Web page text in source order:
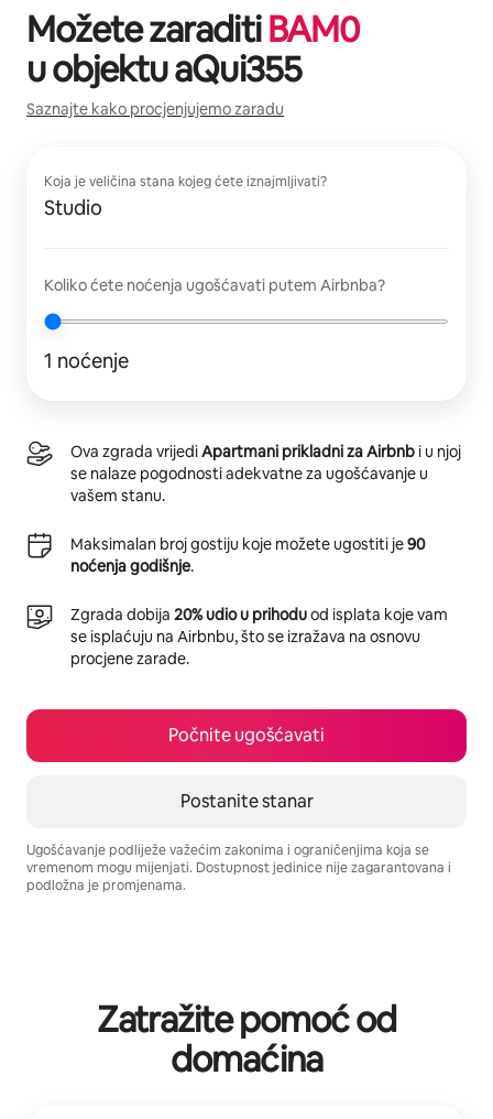
Možete zaraditiBAM0
u objektuaQui355
Saznajte kako procjenjujemo zaradu
Koja je veličina stana kojeg ćete iznajmljivati?
Studio
Koliko ćete noćenja ugošćavati putem Airbnba?
1 noćenje
Ova zgrada vrijediApartmani prikladni za Airbnb i u njoj
se nalaze pogodnosti adekvatne za ugošćavanje u
vašem stanu.
Maksimalan broj gostiju koje možete ugostiti je90
noćenja godišnje.
Zgrada dobija 20% udio u prihoduod isplata koje vam
se isplaćuju na Airbnbu, što se izražava na osnovu
procjene zarade.
Počnite ugošćavati
Postanite stanar
Ugošćavanje podliježe važećim zakonima i ograničenjima koja se
vremenom mogu mijenjati. Dostupnost jedinice nije zagarantovana i
podložna je promjenama.
Zatražite pomoć od
domaćina